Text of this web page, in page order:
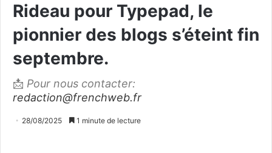
Rideau pour Typepad, le
pionnier des blogs s’éteint fin
septembre.
📩 Pour nous contacter:
redaction@frenchweb.fr
28/08/2025 1 minute de lecture